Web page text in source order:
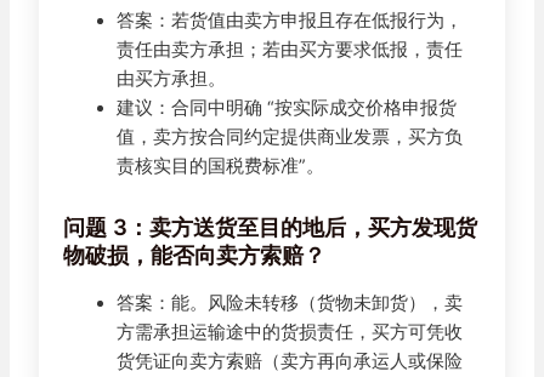
答案：若货值由卖方申报且存在低报行为，
责任由卖方承担；若由买方要求低报，责任
由买方承担。
建议：合同中明确 “按实际成交价格申报货
值，卖方按合同约定提供商业发票，买方负
责核实目的国税费标准”。
问题 3：卖方送货至目的地后，买方发现货
物破损，能否向卖方索赔？
答案：能。风险未转移（货物未卸货），卖
方需承担运输途中的货损责任，买方可凭收
货凭证向卖方索赔（卖方再向承运人或保险